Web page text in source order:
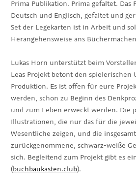
Prima Publikation. Prima gefaltet. Das
Deutsch und Englisch, gefaltet und
Set der Legekarten ist in Arbeit und
Herangehensweise ans
Lukas Horn unterstützt beim
Leas Projekt betont den spielerischen
Produktion. Es ist offen für eure
werden, schon zu Beginn des
und zum Leben erweckt werden. Die
Illustrationen, die nur das für die
Wesentliche zeigen, und die
zurückgenommene, schwarz-weiße
sich. Begleitend zum Projekt gibt es
(buchbaukasten.club).